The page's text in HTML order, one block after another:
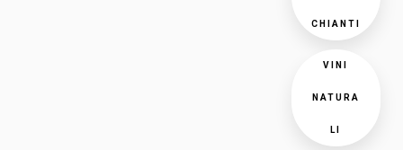
CHIANTI
VINI
NATURA
LI